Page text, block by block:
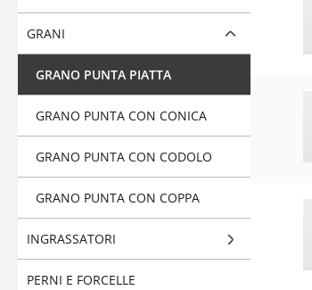
GRANI
GRANO PUNTA PIATTA
GRANO PUNTA CON CONICA
GRANO PUNTA CON CODOLO
GRANO PUNTA CON COPPA
INGRASSATORI
PERNI E FORCELLE